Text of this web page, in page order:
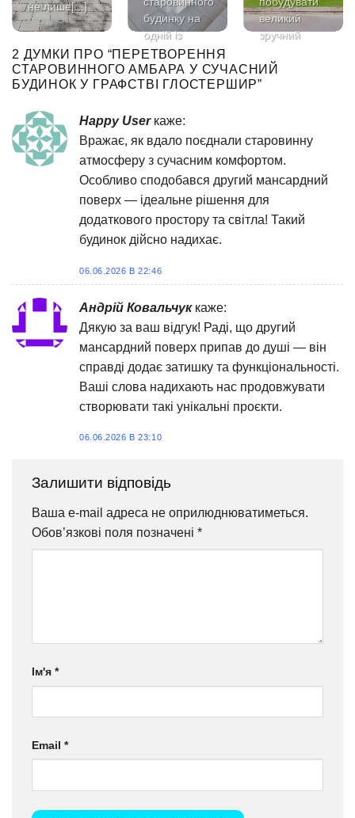
не лише[...]
будинку на
одній із
центральних
вулиць
Мадрида, є
прикладом[...]
великий
зручний
2 ДУМКИ ПРО “ПЕРЕТВОРЕННЯ
СТАРОВИННОГО АМБАРА У СУЧАСНИЙ
БУДИНОК У ГРАФСТВІ ГЛОСТЕРШИР”
Happy User каже:
Вражає, як вдало поєднали старовинну
атмосферу з сучасним комфортом.
Особливо сподобався другий мансардний
поверх — ідеальне рішення для
додаткового простору та світла! Такий
будинок дійсно надихає.
06.06.2026 В 22:46
Андрій Ковальчук каже:
Дякую за ваш відгук! Раді, що другий
мансардний поверх припав до душі — він
справді додає затишку та функціональності.
Ваші слова надихають нас продовжувати
створювати такі унікальні проєкти.
06.06.2026 В 23:10
Залишити відповідь
Ваша e-mail адреса не оприлюднюватиметься.
Обов’язкові поля позначені *
Ім'я *
Email *